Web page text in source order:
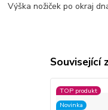
Výška nožiček po okraj
Související
TOP produkt
Novinka